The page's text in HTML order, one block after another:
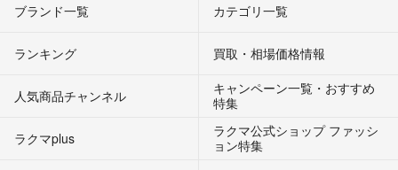
ブランド一覧 カテゴリ一覧
ランキング 買取・相場価格情報
人気商品チャンネル
キャンペーン一覧・おすすめ
特集
ラクマplus
ラクマ公式ショップ ファッシ
ョン特集